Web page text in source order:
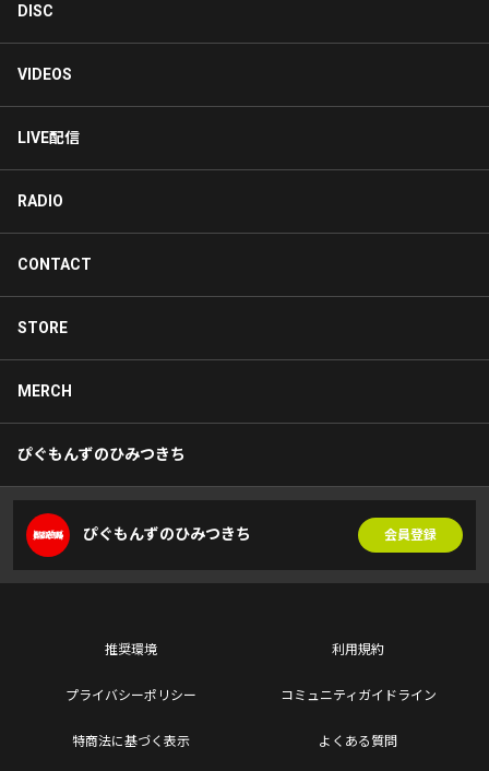
DISC
VIDEOS
LIVE配信
RADIO
CONTACT
STORE
MERCH
ぴぐもんずのひみつきち
ぴぐもんずのひみつきち 会員登録
推奨環境 利用規約
プライバシーポリシー コミュニティガイドライン
特商法に基づく表示 よくある質問